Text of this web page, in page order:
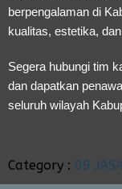
berpengalaman di
kualitas, estetika,
Segera hubungi tim
dan dapatkan
seluruh wilayah
Category : 09